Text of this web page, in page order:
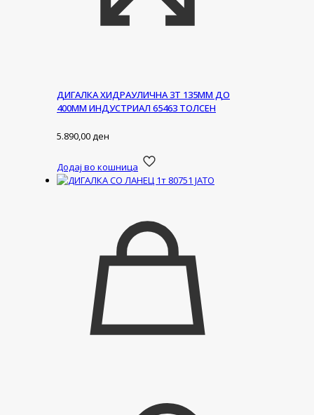
ДИГАЛКА ХИДРАУЛИЧНА 3Т 135ММ ДО
400ММ ИНДУСТРИАЛ 65463 ТОЛСЕН
5.890,00ден
Додај во кошница